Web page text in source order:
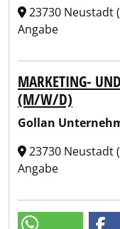
23730 Neustadt
Angabe
MARKETING-
(M/W/D)
Gollan
23730 Neustadt
Angabe